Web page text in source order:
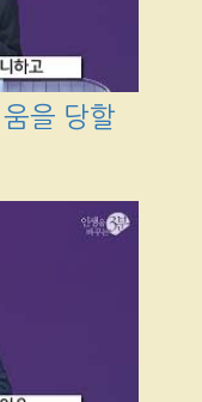
을 당할